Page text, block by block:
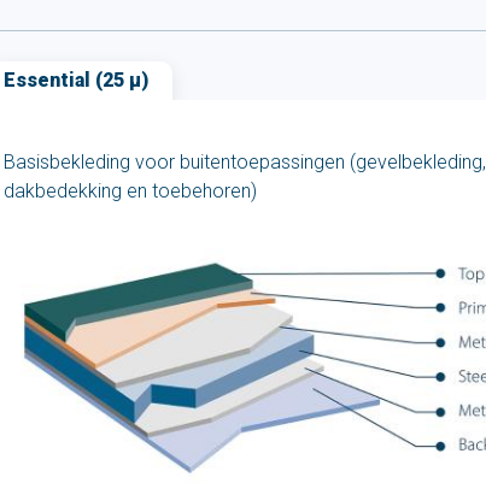
Essential (25 µ)
Basisbekleding voor buitentoepassingen (gevelbekleding,
dakbedekking en toebehoren)